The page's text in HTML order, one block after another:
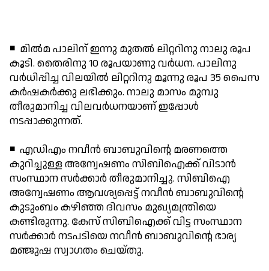
◾ മില്‍മ പാലിന് ഇന്നു മുതല്‍ ലിറ്ററിനു നാലു രൂപ
കൂടി. തൈരിനു 10 രൂപയാണു വര്‍ധന. പാലിനു
വര്‍ധിപ്പിച്ച വിലയില്‍ ലിറ്ററിനു മൂന്നു രൂപ 35 പൈസ
കര്‍ഷകര്‍ക്കു ലഭിക്കും. നാലു മാസം മുമ്പു
തീരുമാനിച്ച വിലവര്‍ധനയാണ് ഇപ്പോള്‍
നടപ്പാക്കുന്നത്.
◾ എഡിഎം നവീന്‍ ബാബുവിന്റെ മരണത്തെ
കുറിച്ചുള്ള അന്വേഷണം സിബിഐക്ക് വിടാന്‍
സംസ്ഥാന സര്‍ക്കാര്‍ തീരുമാനിച്ചു. സിബിഐ
അന്വേഷണം ആവശ്യപ്പെട്ട് നവീന്‍ ബാബുവിന്റെ
കുടുംബം കഴിഞ്ഞ ദിവസം മുഖ്യമന്ത്രിയെ
കണ്ടിരുന്നു. കേസ് സിബിഐക്ക് വിട്ട സംസ്ഥാന
സര്‍ക്കാര്‍ നടപടിയെ നവീന്‍ ബാബുവിന്റെ ഭാര്യ
മഞ്ജുഷ സ്വാഗതം ചെയ്തു.